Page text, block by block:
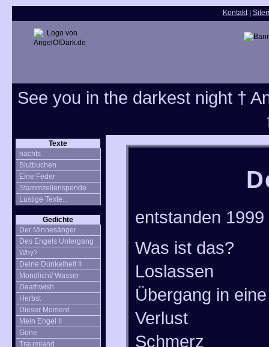
Kontakt
See you in the darkest night †
Texte
nachts
Blutbuchen
Eine Feder
Stammzellenspende
Lustige Texte...
Gedichte
Der Minnesänger
Des Engels Untergang
Why?
Deine Dunkelheit II
Mondlicht/ Wasser
Deathwish
Herbst
Dieser Moment
Mein Engel II
Gone
Traumland
entstanden 1999
Was ist das?
Loslassen
Übergang in
Verlust
Schmerz